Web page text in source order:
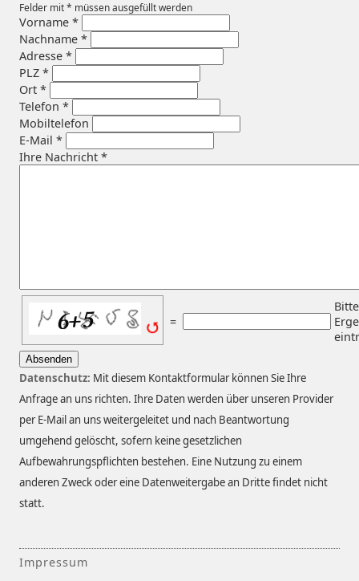
Felder mit* müssen ausgefüllt werden
Vorname*
Nachname*
Adresse*
PLZ*
Ort*
Telefon*
Mobiltelefon
E-Mail*
Ihre Nachricht*
=
Bitte
Absenden
Datenschutz: Mit diesem Kontaktformular können Sie Ihre
Anfrage an uns richten. Ihre Daten werden über unseren Provider
per E-Mail an uns weitergeleitet und nach Beantwortung
umgehend gelöscht, sofern keine gesetzlichen
Aufbewahrungspflichten bestehen. Eine Nutzung zu einem
anderen Zweck oder eine Datenweitergabe an Dritte findet nicht
statt.
Impressum